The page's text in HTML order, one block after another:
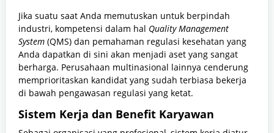
Jika suatu saat Anda memutuskan untuk berpindah
industri, kompetensi dalam hal Quality Management
System (QMS) dan pemahaman regulasi kesehatan yang
Anda dapatkan di sini akan menjadi aset yang sangat
berharga. Perusahaan multinasional lainnya cenderung
memprioritaskan kandidat yang sudah terbiasa bekerja
di bawah pengawasan regulasi yang ketat.
Sistem Kerja dan Benefit Karyawan